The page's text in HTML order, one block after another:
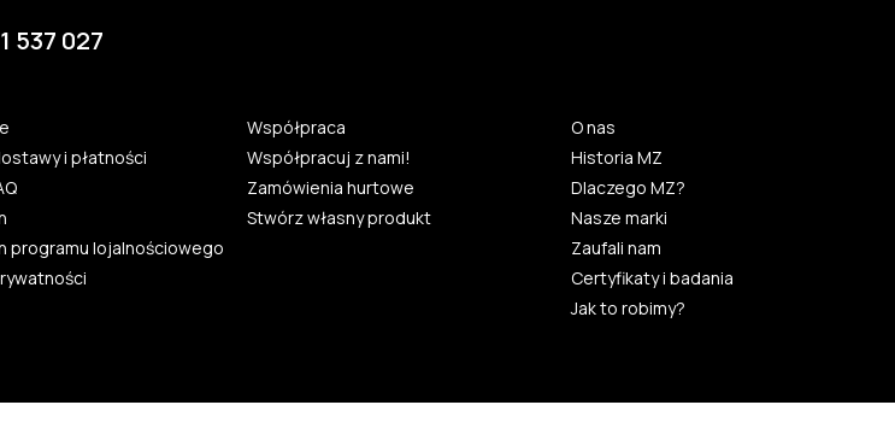
537 027
i płatności
programu lojalnościowego
Współpraca
Współpracuj z nami!
Zamówienia hurtowe
Stwórz własny produkt
O nas
Historia MZ
Dlaczego MZ?
Nasze marki
Zaufali nam
Certyfikaty i badania
Jak to robimy?